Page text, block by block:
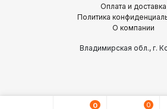
0 0
Оплата и доставка
Политика
О компании
Владимирская обл., г.